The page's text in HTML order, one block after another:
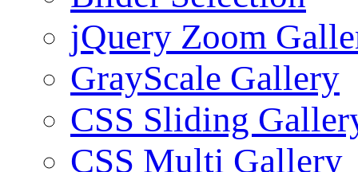
jQuery Zoom
GrayScale Gallery
CSS Sliding
CSS Multi Gallery